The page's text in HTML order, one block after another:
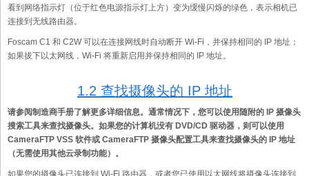
看到网络指示灯（位于红色电源指示灯上方）变为缓慢闪烁的绿色，表示相机已
连接到无线路由器。
Foscam C1 和 C2W 可以在连接网线时自动断开 Wi-Fi，并保持相同的 IP 地址；
如果拔下以太网线，Wi-Fi 将重新启用并保持相同的 IP 地址。
1.2 查找摄像头的 IP 地址
请参阅制造商手册了解更多详细信息。通常情况下，您可以使用随附的 IP 摄像头
搜索工具来查找摄像头。如果您的计算机没有 DVD/CD 驱动器，则可以使用
CameraFTP VSS 软件或 CameraFTP 摄像头配置工具来查找摄像头的 IP 地址
（无需使用其他云录制功能）。